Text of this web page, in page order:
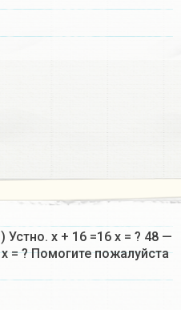
Устно. х + 16 =16 х = ? 48 —
= ? Помогите пожалуйста